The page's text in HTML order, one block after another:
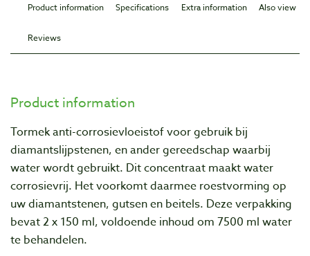
Product information Specifications Extra information Also view
Reviews
Product information
Tormek anti-corrosievloeistof voor gebruik bij
diamantslijpstenen, en ander gereedschap waarbij
water wordt gebruikt. Dit concentraat maakt water
corrosievrij. Het voorkomt daarmee roestvorming op
uw diamantstenen, gutsen en beitels. Deze verpakking
bevat 2 x 150 ml, voldoende inhoud om 7500 ml water
te behandelen.